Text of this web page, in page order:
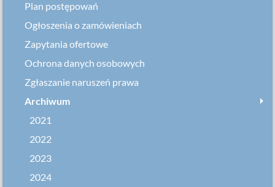
Plan postępowań
Ogłoszenia o zamówieniach
Zapytania ofertowe
Ochrona danych osobowych
Zgłaszanie naruszeń prawa
Archiwum
2021
2022
2023
2024